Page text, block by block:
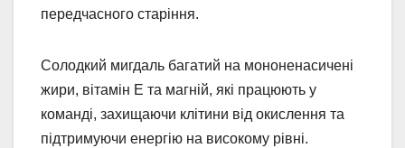
передчасного старіння.
Солодкий мигдаль багатий на мононенасичені
жири, вітамін Е та магній, які працюють у
команді, захищаючи клітини від окислення та
підтримуючи енергію на високому рівні.